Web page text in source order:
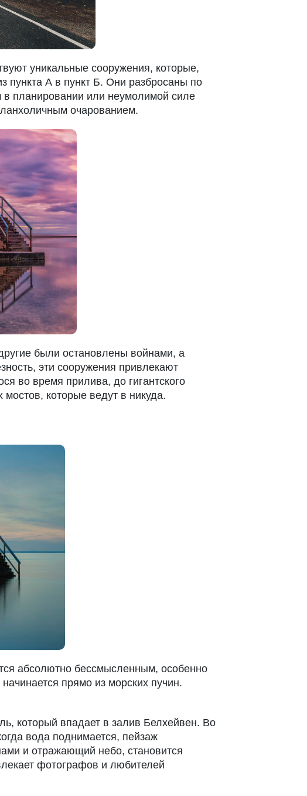
уникальные сооружения, которые,
пункта А в пункт Б. Они разбросаны по
планировании или неумолимой силе
очарованием.
были остановлены войнами, а
эти сооружения привлекают
во время прилива, до гигантского
которые ведут в никуда.
абсолютно бессмысленным, особенно
прямо из морских пучин.
который впадает в залив Белхейвен. Во
вода поднимается, пейзаж
и отражающий небо, становится
фотографов и любителей